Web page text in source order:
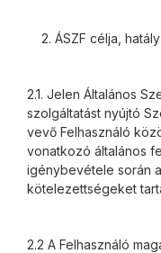
2. ÁSZF célja,
2.1. Jelen Általános
szolgáltatást nyújtó
vevő Felhasználó
vonatkozó általános
igénybevétele során
kötelezettségeket
2.2 A Felhasználó